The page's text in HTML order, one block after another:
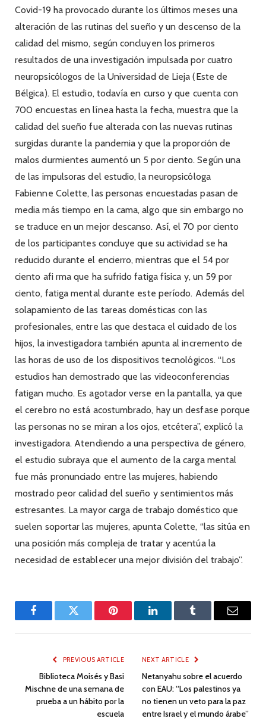
Covid-19 ha provocado durante los últimos meses una
alteración de las rutinas del sueño y un descenso de la
calidad del mismo, según concluyen los primeros
resultados de una investigación impulsada por cuatro
neuropsicólogos de la Universidad de Lieja (Este de
Bélgica). El estudio, todavía en curso y que cuenta con
700 encuestas en línea hasta la fecha, muestra que la
calidad del sueño fue alterada con las nuevas rutinas
surgidas durante la pandemia y que la proporción de
malos durmientes aumentó un 5 por ciento. Según una
de las impulsoras del estudio, la neuropsicóloga
Fabienne Colette, las personas encuestadas pasan de
media más tiempo en la cama, algo que sin embargo no
se traduce en un mejor descanso. Así, el 70 por ciento
de los participantes concluye que su actividad se ha
reducido durante el encierro, mientras que el 54 por
ciento afi rma que ha sufrido fatiga física y, un 59 por
ciento, fatiga mental durante este período. Además del
solapamiento de las tareas domésticas con las
profesionales, entre las que destaca el cuidado de los
hijos, la investigadora también apunta al incremento de
las horas de uso de los dispositivos tecnológicos. “Los
estudios han demostrado que las videoconferencias
fatigan mucho. Es agotador verse en la pantalla, ya que
el cerebro no está acostumbrado, hay un desfase porque
las personas no se miran a los ojos, etcétera”, explicó la
investigadora. Atendiendo a una perspectiva de género,
el estudio subraya que el aumento de la carga mental
fue más pronunciado entre las mujeres, habiendo
mostrado peor calidad del sueño y sentimientos más
estresantes. La mayor carga de trabajo doméstico que
suelen soportar las mujeres, apunta Colette, “las sitúa en
una posición más compleja de tratar y acentúa la
necesidad de establecer una mejor división del trabajo”.
FacebookTwitter Pinterest LinkedInTumblr Email
PREVIOUS ARTICLE
Biblioteca Moisés y Basi
Mischne de una semana de
prueba a un hábito por la
escuela
NEXT ARTICLE
Netanyahu sobre el acuerdo
con EAU: “Los palestinos ya
no tienen un veto para la paz
entre Israel y el mundo árabe”